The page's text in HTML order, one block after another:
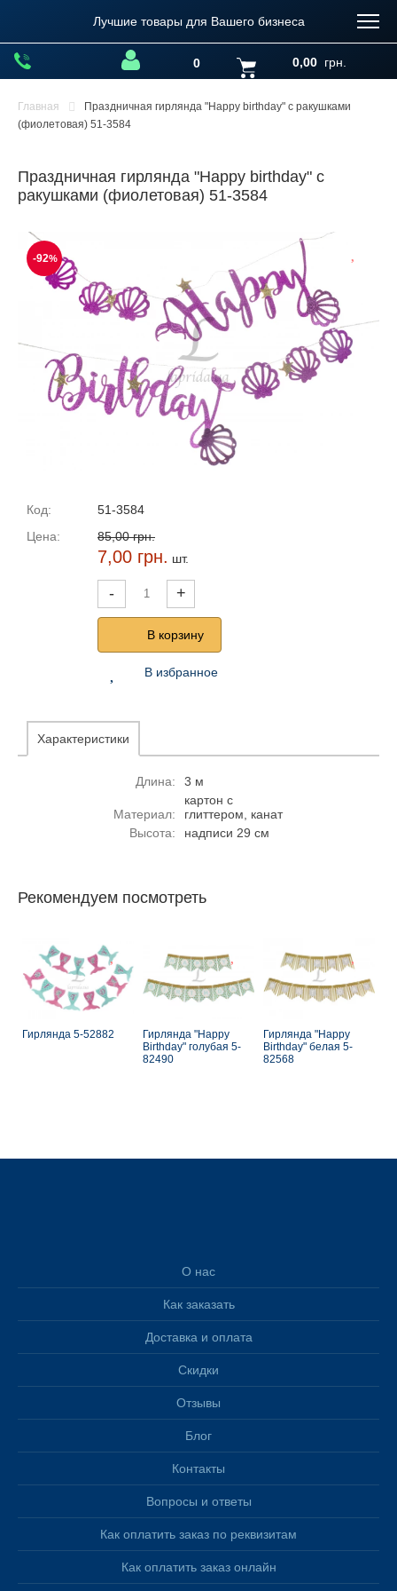
Лучшие товары для Вашего бизнеса
0 0,00 грн.
Главная
Праздничная гирлянда "Happy birthday" с ракушками
(фиолетовая) 51-3584
Праздничная гирлянда "Happy birthday" с
ракушками (фиолетовая) 51-3584
-92
Код:
51-3584
Цена:
85,00 грн.
7,00 грн. шт.
- +
В корзину
В избранное
Характеристики
Длина: 3 м
Материал:
картон с
глиттером, канат
Высота:
надписи 29 см
Рекомендуем посмотреть
Гирлянда 5-52882
Гирлянда "Happy
Birthday" голубая 5-
82490
Гирлянда "Happy
Birthday" белая 5-
82568
О нас
Как заказать
Доставка и оплата
Скидки
Отзывы
Блог
Контакты
Вопросы и ответы
Как оплатить заказ по реквизитам
Как оплатить заказ онлайн